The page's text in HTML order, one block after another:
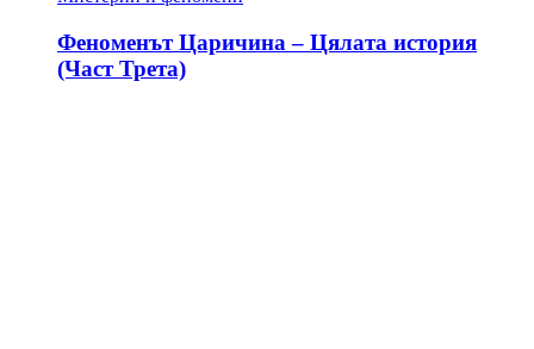
Феноменът Царичина – Цялата история
(Част Трета)